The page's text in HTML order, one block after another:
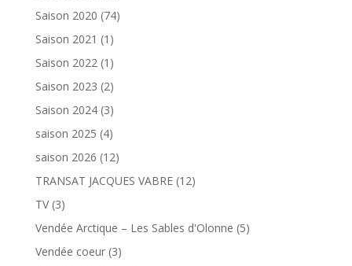
Saison 2020 (74)
Saison 2021 (1)
Saison 2022 (1)
Saison 2023 (2)
Saison 2024(3)
saison 2025 (4)
saison 2026 (12)
TRANSAT JACQUES VABRE(12)
TV(3)
Vendée Arctique – Les Sables d'Olonne (5)
Vendée coeur(3)